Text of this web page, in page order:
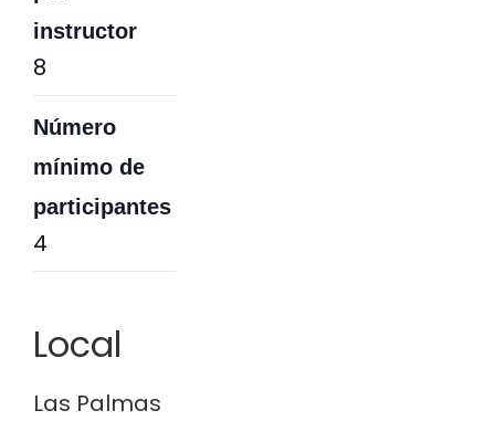
instructor
8
Número
mínimo de
participantes
4
Local
Las Palmas